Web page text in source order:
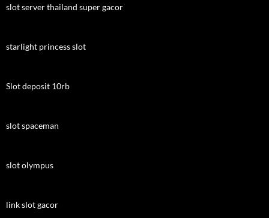
slot server thailand super gacor
starlight princess slot
Slot deposit 10rb
slot spaceman
slot olympus
link slot gacor